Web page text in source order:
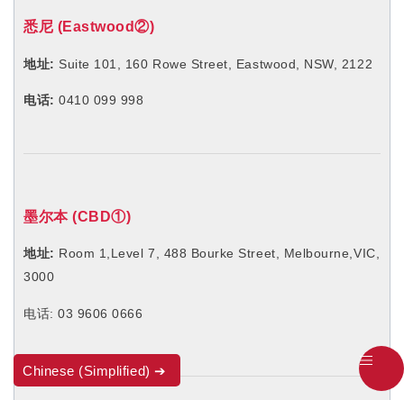
悉尼 (Eastwood②)
地址: Suite 101, 160 Rowe Street, Eastwood, NSW, 2122
电话: 0410 099 998
墨尔本 (CBD①)
地址: Room 1,Level 7, 488 Bourke Street, Melbourne,VIC,
3000
电话: 03 9606 0666
Chinese (Simplified)